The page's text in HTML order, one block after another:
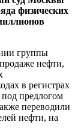
физических
группы
нефти,
в регистрах
предлогом
переводили
нефти, на